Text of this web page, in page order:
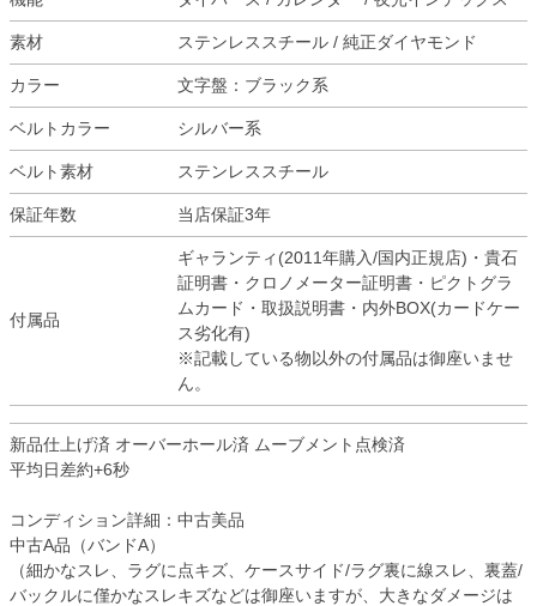
素材 ステンレススチール / 純正ダイヤモンド
カラー 文字盤：ブラック系
ベルトカラー シルバー系
ベルト素材 ステンレススチール
保証年数 当店保証3年
付属品
ギャランティ(2011年購入/国内正規店)・貴石
証明書・クロノメーター証明書・ピクトグラ
ムカード・取扱説明書・内外BOX(カードケー
ス劣化有)
※記載している物以外の付属品は御座いませ
ん。
新品仕上げ済 オーバーホール済 ムーブメント点検済
平均日差約+6秒
コンディション詳細：中古美品
中古A品（バンドA）
（細かなスレ、ラグに点キズ、ケースサイド/ラグ裏に線スレ、裏蓋/
バックルに僅かなスレキズなどは御座いますが、大きなダメージは